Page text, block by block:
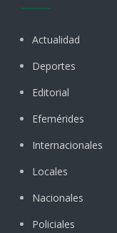
Actualidad
Deportes
Editorial
Efemérides
Internacionales
Locales
Nacionales
Policiales